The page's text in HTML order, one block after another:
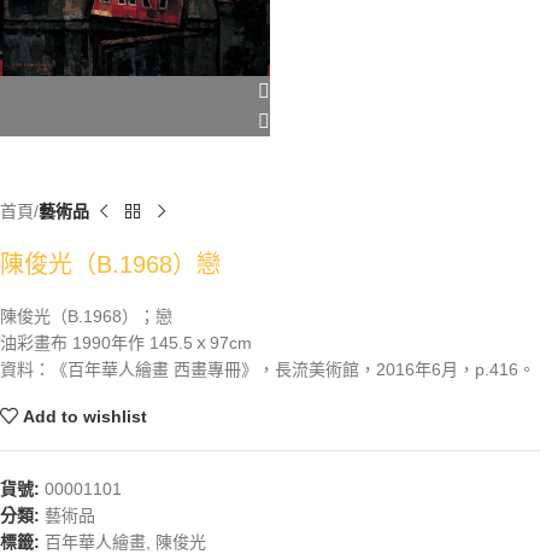
首頁 藝術品
陳俊光（B.1968）戀
陳俊光（B.1968）；戀
油彩畫布 1990年作 145.5ｘ97cm
資料：《百年華人繪畫 西畫專冊》，長流美術館，2016年6月，p.416。
Add to wishlist
貨號: 00001101
分類: 藝術品
標籤: 百年華人繪畫 陳俊光